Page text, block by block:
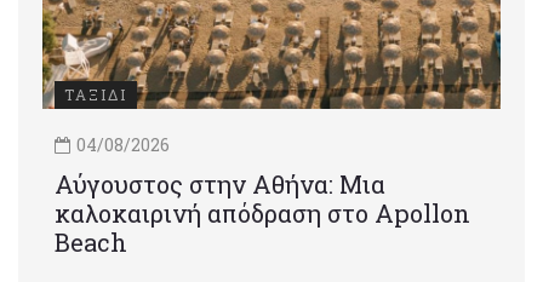
ΤΑΞΙΔΙ
04/08/2026
Αύγουστος στην Αθήνα: Μια
καλοκαιρινή απόδραση στο Apollon
Beach